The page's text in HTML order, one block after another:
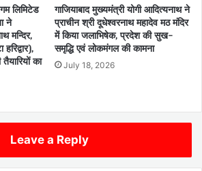
लिमिटेड
ने
मन्दिर,
का
गाजियाबाद मुख्यमंत्री योगी आदित्यनाथ ने
प्राचीन श्री दूधेश्वरनाथ महादेव मठ मंदिर
में किया जलाभिषेक, प्रदेश की सुख-
समृद्धि एवं लोकमंगल की कामना
July 18, 2026
Leave a Reply